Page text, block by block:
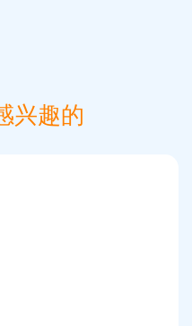
兴趣的